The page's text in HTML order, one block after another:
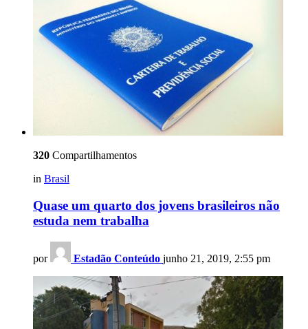
320 Compartilhamentos
in Brasil
Quase um quarto dos jovens brasileiros não
estuda nem trabalha
por Estadão Conteúdo junho 21, 2019, 2:55 pm